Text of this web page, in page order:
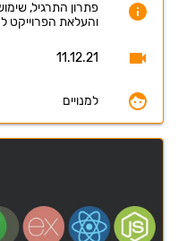
והעלאת הפרוייקט ל GitHub
11.12.21
למנויים